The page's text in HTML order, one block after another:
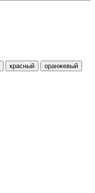
красный
оранжевый